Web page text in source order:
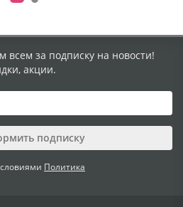
всем за подписку на новости!
акции.
подписку
Политика